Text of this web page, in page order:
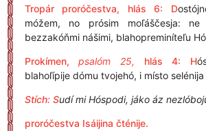
Tropár proróčestva, hlás 6: D
móžem, no prósim moľáščesja:
bezzakóňmi nášimi, blahopreminíteľu
Prokímen, psalóm 25, hlás 4: H
blahoľípije dómu tvojehó, i místo
Stích: Sudí mi Hóspodi, jáko áz
proróčestva Isáijina čténije.